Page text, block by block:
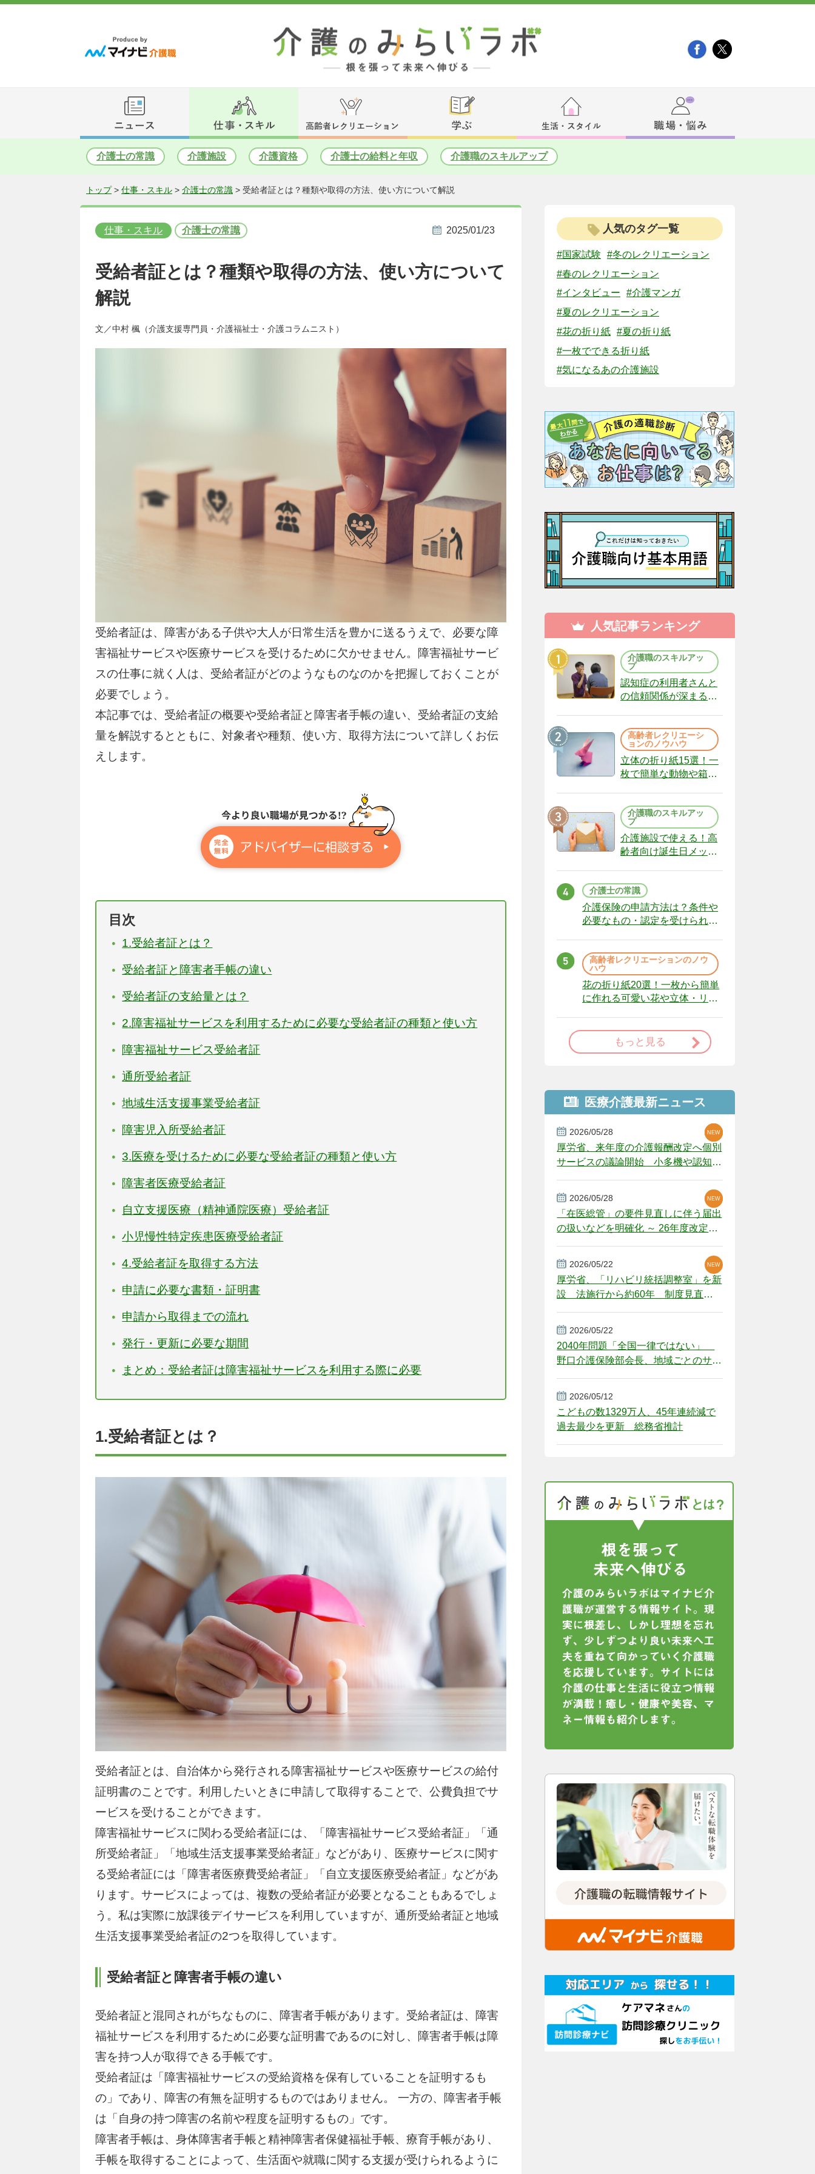
介護士の常識 介護施設 介護資格 介護士の給料と年収 介護職のスキルアップ
トップ> 仕事・スキル > 介護士の常識 > 受給者証とは？種類や取得の方法、使い方について解説
仕事・スキル 介護士の常識 2025/01/23
受給者証とは？種類や取得の方法、使い方について
解説
文／中村 楓（介護支援専門員・介護福祉士・介護コラムニスト）
受給者証は、障害がある子供や大人が日常生活を豊かに送るうえで、必要な障
害福祉サービスや医療サービスを受けるために欠かせません。障害福祉サービ
スの仕事に就く人は、受給者証がどのようなものなのかを把握しておくことが
必要でしょう。
本記事では、受給者証の概要や受給者証と障害者手帳の違い、受給者証の支給
量を解説するとともに、対象者や種類、使い方、取得方法について詳しくお伝
えします。
目次
1.受給者証とは？
受給者証と障害者手帳の違い
受給者証の支給量とは？
2.障害福祉サービスを利用するために必要な受給者証の種類と使い方
障害福祉サービス受給者証
通所受給者証
地域生活支援事業受給者証
障害児入所受給者証
3.医療を受けるために必要な受給者証の種類と使い方
障害者医療受給者証
自立支援医療（精神通院医療）受給者証
小児慢性特定疾患医療受給者証
4.受給者証を取得する方法
申請に必要な書類・証明書
申請から取得までの流れ
発行・更新に必要な期間
まとめ：受給者証は障害福祉サービスを利用する際に必要
1.受給者証とは？
受給者証とは、自治体から発行される障害福祉サービスや医療サービスの給付
証明書のことです。利用したいときに申請して取得することで、公費負担でサ
ービスを受けることができます。
障害福祉サービスに関わる受給者証には、「障害福祉サービス受給者証」「通
所受給者証」「地域生活支援事業受給者証」などがあり、医療サービスに関す
る受給者証には「障害者医療費受給者証」「自立支援医療受給者証」などがあ
ります。サービスによっては、複数の受給者証が必要となることもあるでしょ
う。私は実際に放課後デイサービスを利用していますが、通所受給者証と地域
生活支援事業受給者証の2つを取得しています。
受給者証と障害者手帳の違い
受給者証と混同されがちなものに、障害者手帳があります。受給者証は、障害
福祉サービスを利用するために必要な証明書であるのに対し、障害者手帳は障
害を持つ人が取得できる手帳です。
受給者証は「障害福祉サービスの受給資格を保有していることを証明するも
の」であり、障害の有無を証明するものではありません。 一方の、障害者手帳
は「自身の持つ障害の名前や程度を証明するもの」です。
障害者手帳は、身体障害者手帳と精神障害者保健福祉手帳、療育手帳があり、
手帳を取得することによって、生活面や就職に関する支援が受けられるように
人気のタグ一覧
#国家試験
#冬のレクリエーション
#春のレクリエーション
#インタビュー
#介護マンガ
#夏のレクリエーション
#花の折り紙 #夏の折り紙
#一枚でできる折り紙
#気になるあの介護施設
人気記事ランキング
介護職のスキルアッ
プ
認知症の利用者さんと
の信頼関係が深まる声
（22）
高齢者レクリエーシ
ョンのノウハウ
立体の折り紙15選！一
枚で簡単な動物や箱、
介護職のスキルアッ
プ
介護施設で使える！高
齢者向け誕生日メッセ
介護士の常識
介護保険の申請方法は？条件や
必要なもの・認定を受けられな
高齢者レクリエーションのノウ
ハウ
花の折り紙20選！一枚から簡単
に作れる可愛い花や立体・リー
もっと見る
医療介護最新ニュース
2026/05/28
厚労省、来年度の介護報酬改定へ個別
サービスの議論開始 小多機や認知症
NEW
NEW
NEW
2026/05/28
「在医総管」の要件見直しに伴う届出
の扱いなどを明確化 ～ 26年度改定疑
NEW
NEW
2026/05/22
厚労省、「リハビリ統括調整室」を新
設 法施行から約60年 制度見直し
NEW
2026/05/22
2040年問題「全国一律ではない」
野口介護保険部会長、地域ごとのサー
2026/05/12
こどもの数1329万人、45年連続減で
過去最少を更新 総務省推計